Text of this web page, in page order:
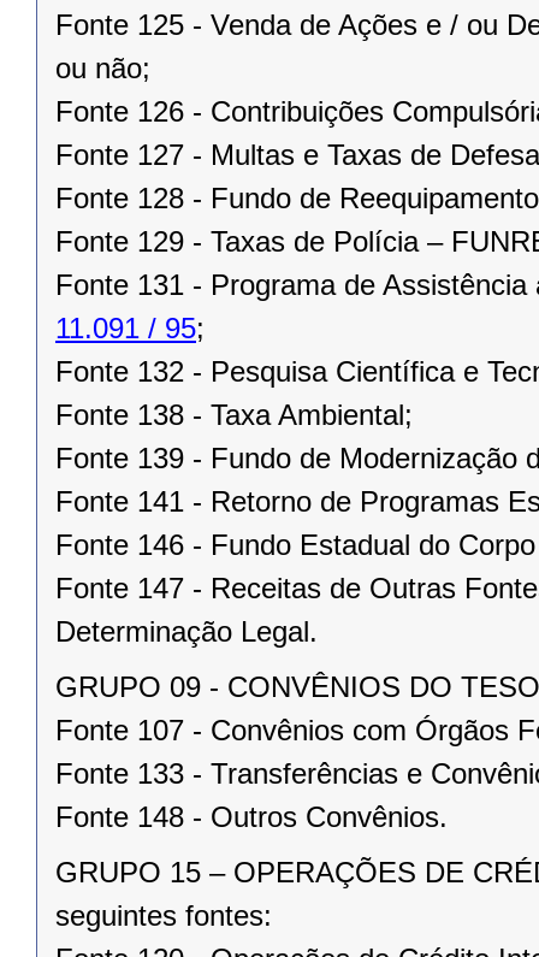
Fonte 125 - Venda de Ações e / ou
ou não;
Fonte 126 - Contribuições
Fonte 127 - Multas e Taxas de
Fonte 128 - Fundo de
Fonte 129 - Taxas de Polícia –
Fonte 131 - Programa de
11.091 / 95;
Fonte 132 - Pesquisa Científica e
Fonte 138 - Taxa Ambiental;
Fonte 139 - Fundo de Modernização
Fonte 141 - Retorno de Programas
Fonte 146 - Fundo Estadual do
Fonte 147 - Receitas de Outras
Determinação Legal.
GRUPO 09 - CONVÊNIOS DO
Fonte 107 - Convênios com Órgãos
Fonte 133 - Transferências e
Fonte 148 - Outros Convênios.
GRUPO 15 – OPERAÇÕES DE
seguintes fontes: